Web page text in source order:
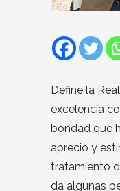
Define la
excelencia
bondad que
aprecio y
tratamiento
da algunas